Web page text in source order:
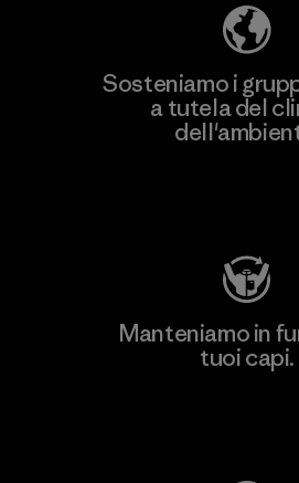
Sosteniamo i
a tutela del
Manteniamo in
tuoi capi.